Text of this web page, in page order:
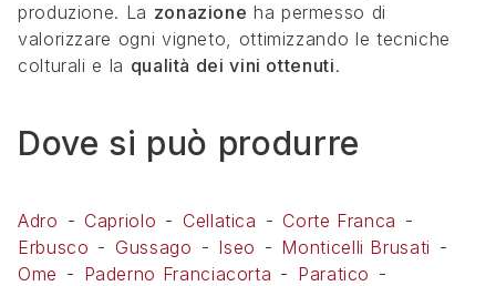
produzione. La zonazione ha permesso di
valorizzare ogni vigneto, ottimizzando le tecniche
colturali e la qualità dei vini ottenuti.
Dove si può produrre
Adro Capriolo Cellatica
Corte Franca
Erbusco
Gussago Iseo
Monticelli Brusati
Ome
Paderno Franciacorta
Paratico